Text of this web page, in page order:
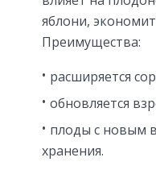
яблони,
Преимущества:
расширяется
обновляется
плоды с новым
хранения.